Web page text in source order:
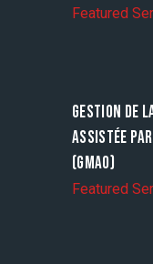
Featured
GESTION DE
ASSISTÉE
(GMAO)
Featured